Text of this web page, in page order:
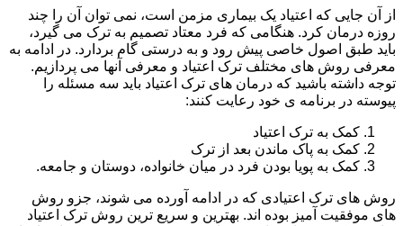
از آن جایی که اعتیاد یک بیماری مزمن است، نمی توان آن را چند
روزه درمان کرد. هنگامی که فرد معتاد تصمیم به ترک می گیرد،
باید طبق اصول خاصی پیش رود و به درستی گام بردارد. در ادامه به
معرفی روش های مختلف ترک اعتیاد و معرفی آنها می پردازیم.
توجه داشته باشید که درمان های ترک اعتیاد باید سه مسئله را
پیوسته در برنامه ی خود رعایت کنند:
کمک به ترک اعتیاد
کمک به پاک ماندن بعد از ترک
کمک به پویا بودن فرد در میان خانواده، دوستان و جامعه.
روش های ترک اعتیادی که در ادامه آورده می شوند، جزو روش
های موفقیت آمیز بوده اند. بهترین و سریع ترین روش ترک اعتیاد